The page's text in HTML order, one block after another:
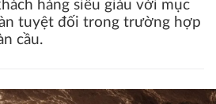
hàng siêu giàu với mục
tuyệt đối trong trường hợp
cầu.